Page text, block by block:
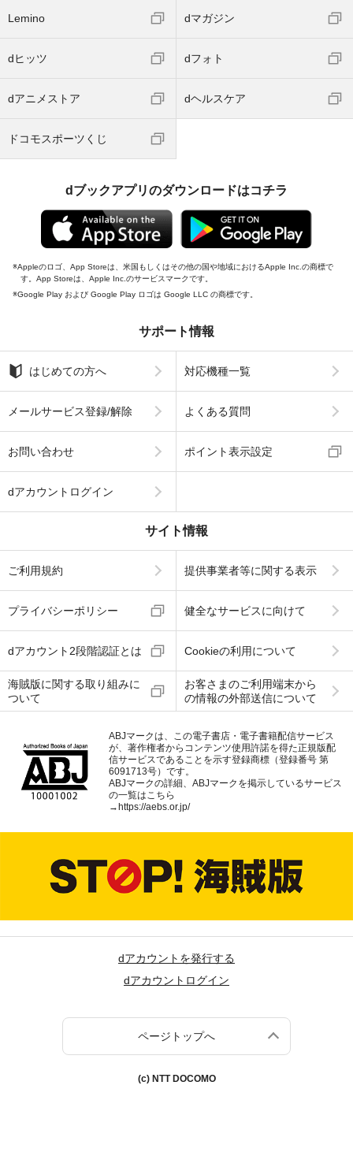
Lemino dマガジン
dヒッツ dフォト
dアニメストア dヘルスケア
ドコモスポーツくじ
dブックアプリのダウンロードはコチラ
Appleのロゴ、App Storeは、米国もしくはその他の国や地域におけるApple Inc.の商標で
す。App Storeは、Apple Inc.のサービスマークです。
Google Play および Google Play ロゴは Google LLC の商標です。
サポート情報
はじめての方へ 対応機種一覧
メールサービス登録/解除 よくある質問
お問い合わせ ポイント表示設定
dアカウントログイン
サイト情報
ご利用規約 提供事業者等に関する表示
プライバシーポリシー 健全なサービスに向けて
dアカウント2段階認証とは Cookieの利用について
海賊版に関する取り組みに
ついて
お客さまのご利用端末から
の情報の外部送信について
ABJマークは、この電子書店・電子書籍配信サービス
が、著作権者からコンテンツ使用許諾を得た正規版配
信サービスであることを示す登録商標（登録番号 第
6091713号）です。
ABJマークの詳細、ABJマークを掲示しているサービス
の一覧はこちら
→https://aebs.or.jp/
dアカウントを発行する
dアカウントログイン
ページトップへ
(c) NTT DOCOMO